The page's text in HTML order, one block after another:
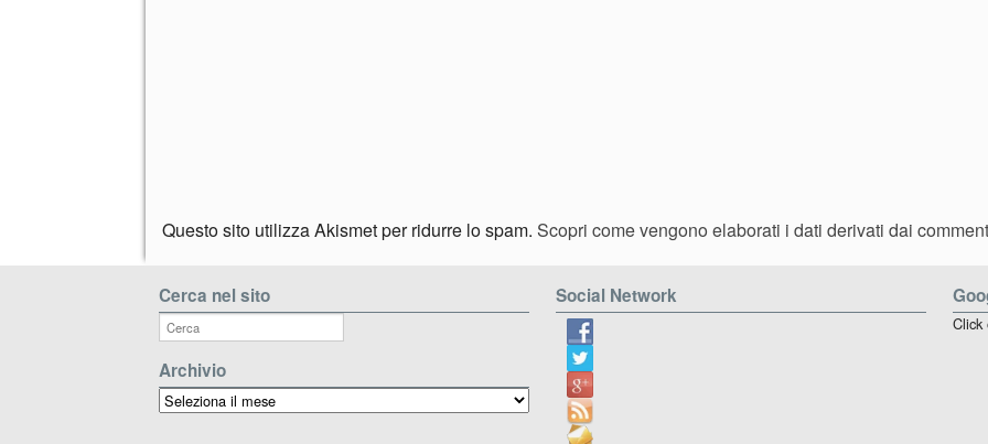
Questo sito utilizza Akismet per ridurre lo spam. Scopri come vengono elaborati i dati derivati dai
Cerca nel sito
Archivio
Archivio
Social Network
Click